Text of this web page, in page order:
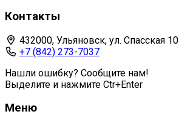
Контакты
432000, Ульяновск, ул. Спасская 10
+7 (842) 273-7037
Нашли ошибку? Сообщите нам!
Выделите и нажмите Ctr+Enter
Меню